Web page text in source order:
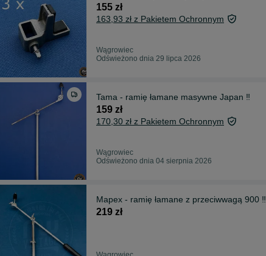
155 zł
163,93 zł z Pakietem Ochronnym
Wągrowiec
Odświeżono dnia 29 lipca 2026
Tama - ramię łamane masywne Japan ‼️
159 zł
170,30 zł z Pakietem Ochronnym
Wągrowiec
Odświeżono dnia 04 sierpnia 2026
Mapex - ramię łamane z przeciwwagą 900 ‼️
219 zł